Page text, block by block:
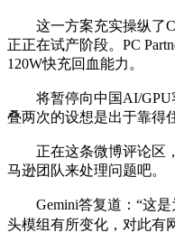
这一方案充实操纵了
正正在试产阶段。PC
120W快充回血能力。
将暂停向中国AI/GPU客
叠两次的设想是出于靠得
正在这条微博评论区，
马逊团队来处理问题吧。
Gemini答复道：“这是
头模组有所变化，对此有